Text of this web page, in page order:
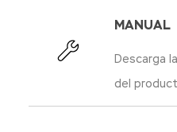
MANUAL
Descarga
del